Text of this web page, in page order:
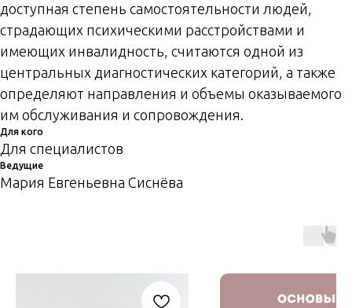
доступная степень самостоятельности людей,
страдающих психическими расстройствами и
имеющих инвалидность, считаются одной из
центральных диагностических категорий, а также
определяют направления и объемы оказываемого
им обслуживания и сопровождения.
Для кого
Для специалистов
Ведущие
Мария Евгеньевна Сиснёва